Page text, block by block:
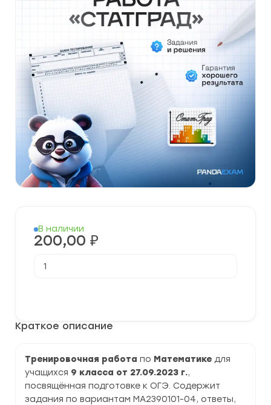
Краткое описание
Тренировочная работа по Математике для
учащихся 9 класса от 27.09.2023 г.,
посвящённая подготовке к ОГЭ. Содержит
задания по вариантам МА2390101-04, ответы,
В наличии
200,00 ₽
товара
Математике
(МА2390101-
04)
задания
и
ответы